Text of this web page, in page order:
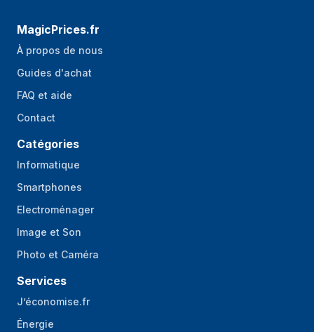
MagicPrices.fr
À propos de nous
Guides d'achat
FAQ et aide
Contact
Catégories
Informatique
Smartphones
Electroménager
Image et Son
Photo et Caméra
Services
J’économise.fr
Énergie